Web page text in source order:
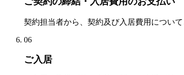
契約担当者から、契約及び入居費用につい
06
ご入居